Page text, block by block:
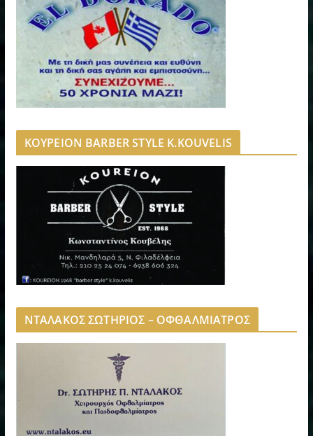
ΚΟΥΡΕΙΟΝ BARBER STYLE K.KOUVELIS
ΝΤΑΛΑΚΟΣ ΣΩΤΗΡΙΟΣ – ΟΦΘΑΛΜΙΑΤΡΟΣ